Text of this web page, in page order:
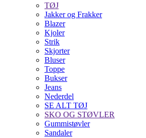
TØJ
Jakker og Frakker
Blazer
Kjoler
Strik
Skjorter
Bluser
Toppe
Bukser
Jeans
Nederdel
SE ALT TØJ
SKO OG STØVLER
Gummistøvler
Sandaler